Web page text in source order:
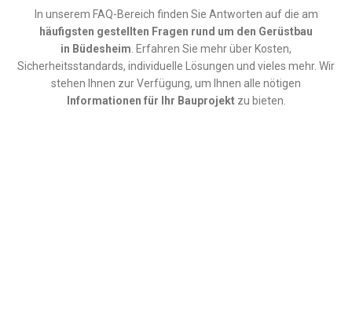
In unserem FAQ-Bereich finden Sie Antworten auf die am
häufigsten gestellten Fragen rund um den Gerüstbau
in Büdesheim . Erfahren Sie mehr über Kosten,
Sicherheitsstandards, individuelle Lösungen und vieles mehr. Wir
stehen Ihnen zur Verfügung, um Ihnen alle nötigen
Informationen für Ihr Bauprojektzu bieten.